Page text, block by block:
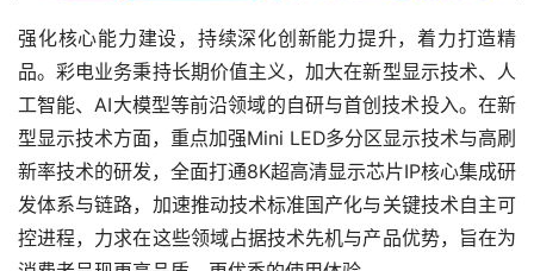
强化核心能力建设，持续深化创新能力提升，着力打造精
品。彩电业务秉持长期价值主义，加大在新型显示技术、人
工智能、AI大模型等前沿领域的自研与首创技术投入。在新
型显示技术方面，重点加强Mini LED多分区显示技术与高刷
新率技术的研发，全面打通8K超高清显示芯片IP核心集成研
发体系与链路，加速推动技术标准国产化与关键技术自主可
控进程，力求在这些领域占据技术先机与产品优势，旨在为